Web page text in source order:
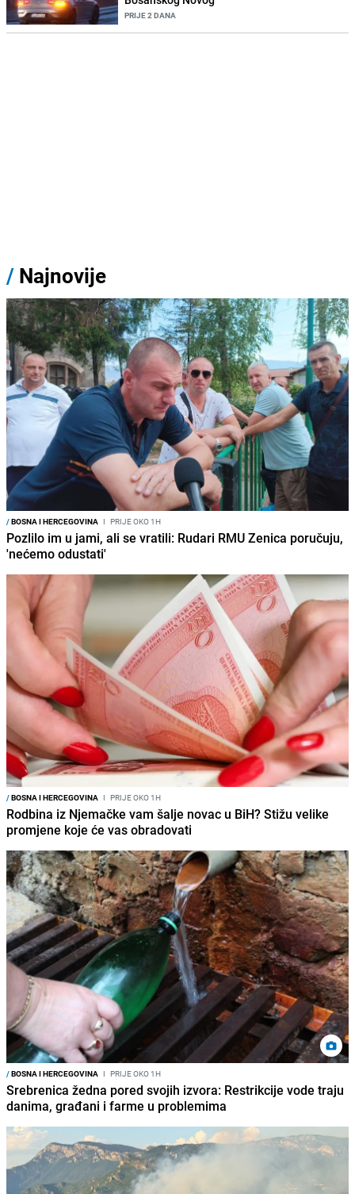
PRIJE 2 DANA
/ Najnovije
/BOSNA I HERCEGOVINA I PRIJE OKO 1H
Pozlilo im u jami, ali se vratili: Rudari RMU Zenica poručuju,
'nećemo odustati'
/BOSNA I HERCEGOVINA I PRIJE OKO 1H
Rodbina iz Njemačke vam šalje novac u BiH? Stižu velike
promjene koje će vas obradovati
/BOSNA I HERCEGOVINA I PRIJE OKO 1H
Srebrenica žedna pored svojih izvora: Restrikcije vode traju
danima, građani i farme u problemima